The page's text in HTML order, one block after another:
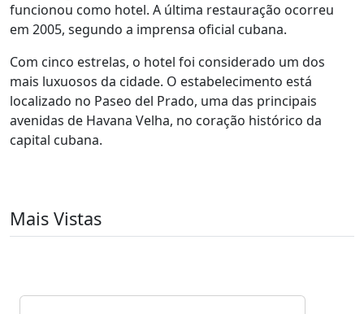
funcionou como hotel. A última restauração ocorreu
em 2005, segundo a imprensa oficial cubana.
Com cinco estrelas, o hotel foi considerado um dos
mais luxuosos da cidade. O estabelecimento está
localizado no Paseo del Prado, uma das principais
avenidas de Havana Velha, no coração histórico da
capital cubana.
Mais Vistas